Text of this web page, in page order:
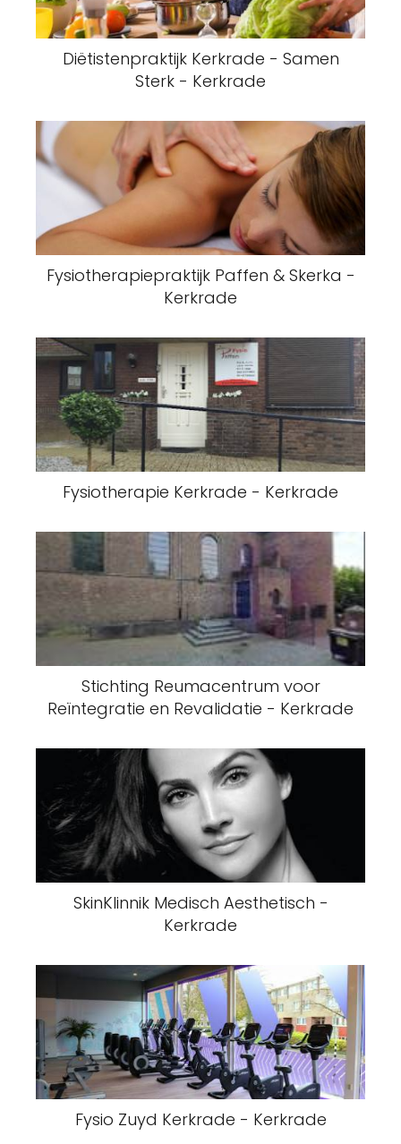
Diëtistenpraktijk Kerkrade - Samen
Sterk - Kerkrade
Fysiotherapiepraktijk Paffen & Skerka -
Kerkrade
Fysiotherapie Kerkrade - Kerkrade
Stichting Reumacentrum voor
Reïntegratie en Revalidatie - Kerkrade
SkinKlinnik Medisch Aesthetisch -
Kerkrade
Fysio Zuyd Kerkrade - Kerkrade